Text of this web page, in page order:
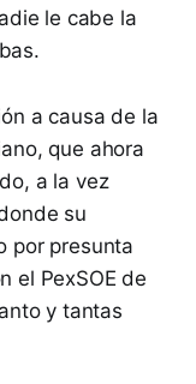
le cabe la
a causa de la
que ahora
a la vez
su
por presunta
el PexSOE de
y tantas